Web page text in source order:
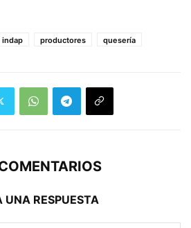
indap productores quesería
UNA RESPUESTA